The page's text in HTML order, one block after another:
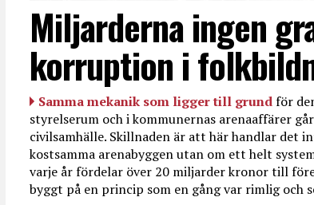
Miljarderna ingen
korruption i
Samma mekanik som ligger till grundför
styrelserum och i kommunernas arenaaffärer
civilsamhälle. Skillnaden är att här handlar det
kostsamma arenabyggen utan om ett helt
varje år fördelar över 20 miljarder kronor till
byggt på en princip som en gång var rimlig och